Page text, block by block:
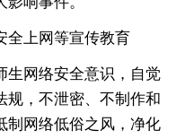
全上网等宣传教育
生网络安全意识，自觉
规，不泄密、不制作和
制网络低俗之风，净化